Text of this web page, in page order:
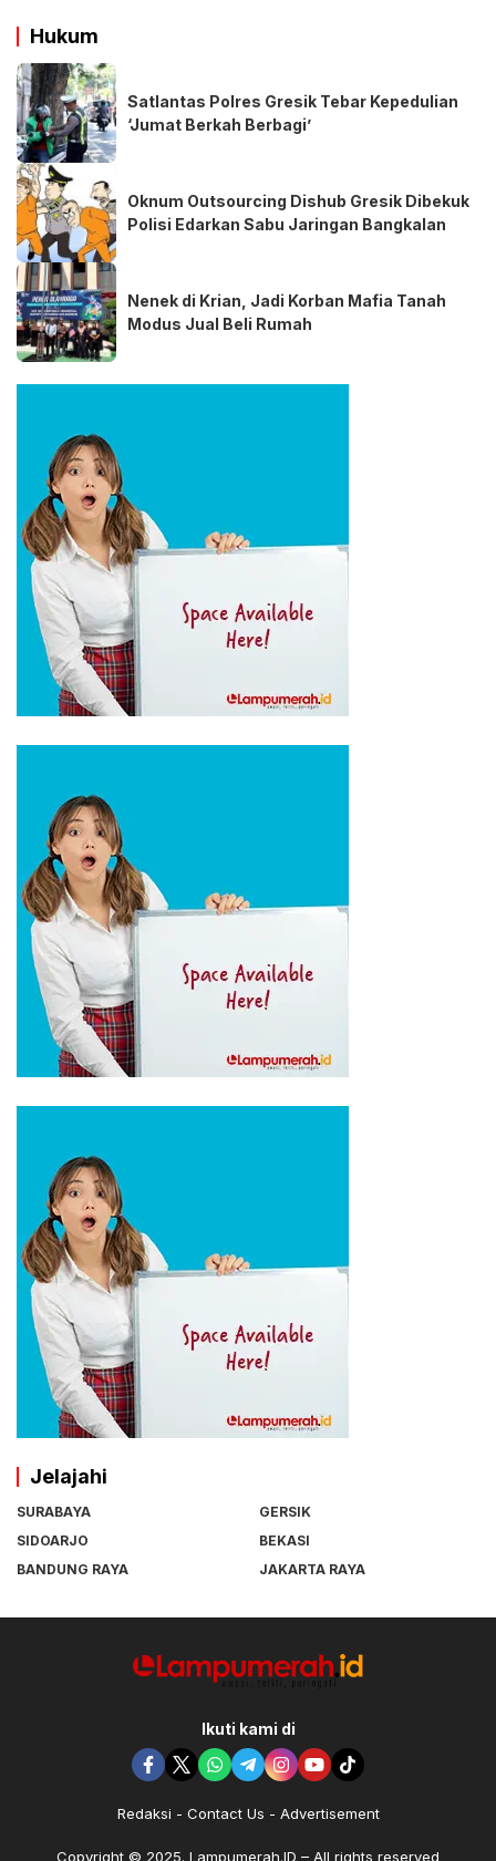
Hukum
Satlantas Polres Gresik Tebar Kepedulian
‘Jumat Berkah Berbagi’
Oknum Outsourcing Dishub Gresik Dibekuk
Polisi Edarkan Sabu Jaringan Bangkalan
Nenek di Krian, Jadi Korban Mafia Tanah
Modus Jual Beli Rumah
Jelajahi
SURABAYA
GERSIK
SIDOARJO
BEKASI
BANDUNG RAYA
JAKARTA RAYA
Ikuti kami di
Redaksi Contact Us Advertisement
Copyright © 2025. Lampumerah.ID – All rights reserved